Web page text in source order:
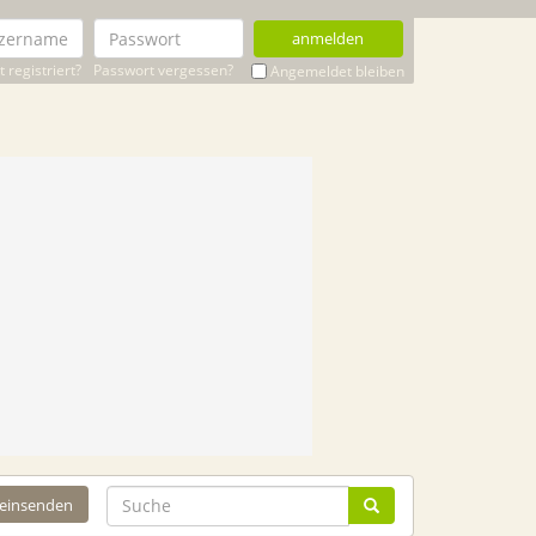
anmelden
registriert? Passwort vergessen? Angemeldet bleiben